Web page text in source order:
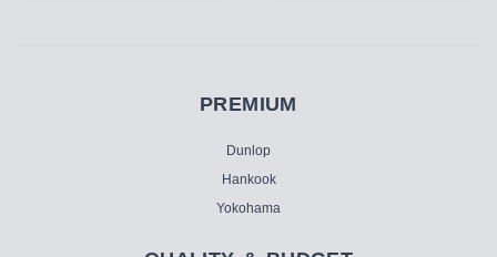
PREMIUM
Dunlop
Hankook
Yokohama